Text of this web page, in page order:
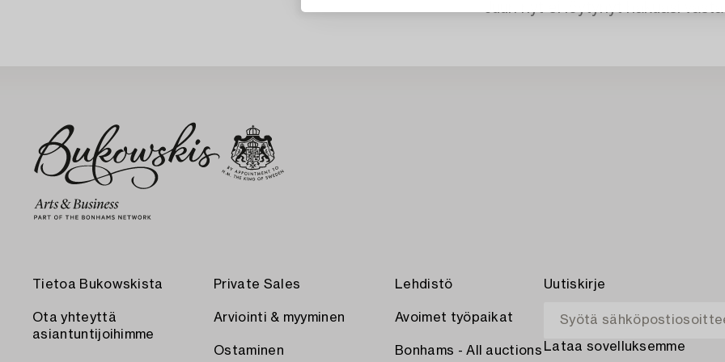
Juuri nyt ei löytynyt hakuasi
Tietoa Bukowskista
Ota yhteyttä
asiantuntijoihimme
Private Sales
Arviointi & myyminen
Ostaminen
Lehdistö
Avoimet työpaikat
Bonhams - All auctions
Uutiskirje
Lataa sovelluksemme